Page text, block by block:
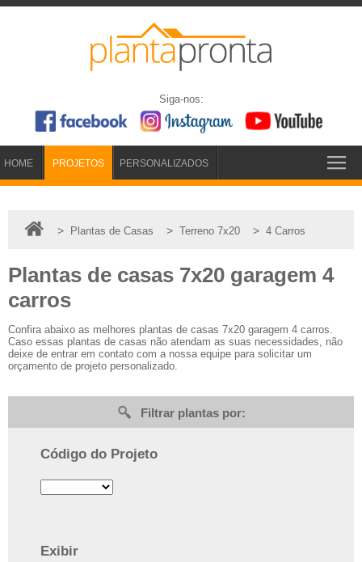
Siga-nos:
HOME PROJETOS PERSONALIZADOS
> Plantas de Casas > Terreno 7x20 > 4 Carros
Plantas de casas 7x20 garagem 4
carros
Confira abaixo as melhores plantas de casas 7x20 garagem 4 carros.
Caso essas plantas de casas não atendam as suas necessidades, não
deixe de entrar em contato com a nossa equipe para solicitar um
orçamento de projeto personalizado.
Filtrar plantas por:
Código do Projeto
Exibir